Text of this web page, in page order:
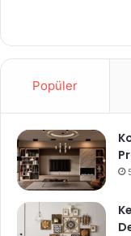
Popüler